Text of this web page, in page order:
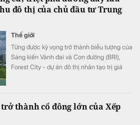
đô thị của chủ đầu tư Trung
Thế giới
Từng được kỳ vọng trở thành biểu tượng của
Sáng kiến Vành đai và Con đường (BRI),
Forest City - dự án đô thị nhân tạo trị giá
thành cổ đông lớn của Xếp